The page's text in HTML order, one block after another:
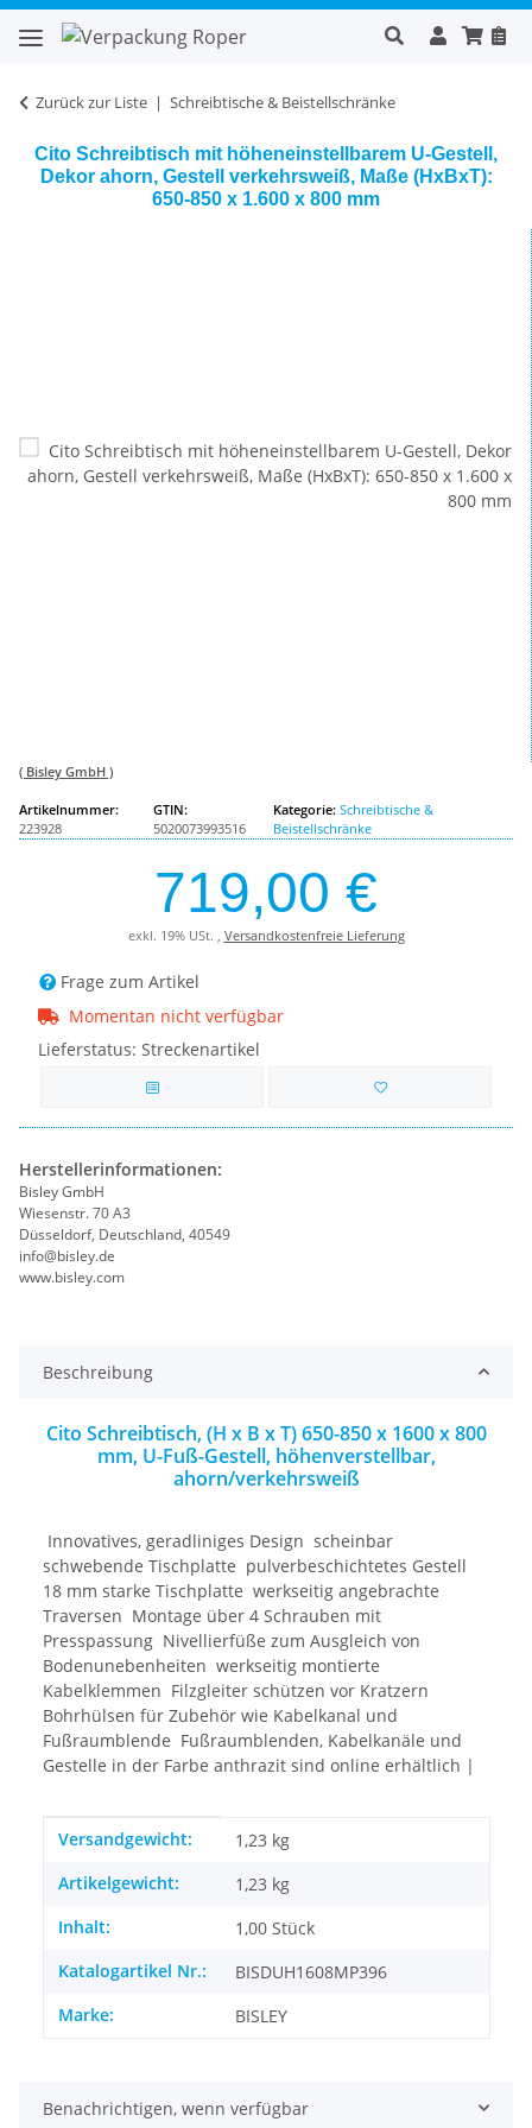
Zurück zur Liste Schreibtische & Beistellschränke
Cito Schreibtisch mit höheneinstellbarem U-Gestell,
Dekor ahorn, Gestell verkehrsweiß, Maße (HxBxT):
650-850 x 1.600 x 800 mm
( Bisley GmbH )
Artikelnummer:
223928
GTIN:
5020073993516
Kategorie: Schreibtische &
Beistellschränke
719,00 €
exkl. 19% USt. , Versandkostenfreie Lieferung
Frage zum Artikel
Momentan nicht verfügbar
Lieferstatus: Streckenartikel
Herstellerinformationen:
Bisley GmbH
Wiesenstr. 70 A3
Düsseldorf, Deutschland, 40549
info@bisley.de
www.bisley.com
Beschreibung
Cito Schreibtisch, (H x B x T) 650-850 x 1600 x 800
mm, U-Fuß-Gestell, höhenverstellbar,
ahorn/verkehrsweiß
 Innovatives, geradliniges Design  scheinbar
schwebende Tischplatte  pulverbeschichtetes Gestell 
18 mm starke Tischplatte  werkseitig angebrachte
Traversen  Montage über 4 Schrauben mit
Presspassung  Nivellierfüße zum Ausgleich von
Bodenunebenheiten  werkseitig montierte
Kabelklemmen  Filzgleiter schützen vor Kratzern 
Bohrhülsen für Zubehör wie Kabelkanal und
Fußraumblende  Fußraumblenden, Kabelkanäle und
Gestelle in der Farbe anthrazit sind online erhältlich |
Produkteigenschaft
Wert
Versandgewicht:
1,23 kg
Artikelgewicht:
1,23 kg
Inhalt:
1,00 Stück
Katalogartikel Nr.:
BISDUH1608MP396
Marke:
BISLEY
Benachrichtigen, wenn verfügbar